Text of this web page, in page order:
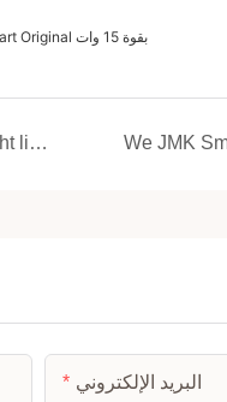
مصباح بجانب السرير مزود بمكبر صوت بلوتوث ثلاثي الألوان من JMK Smart Original بقوة 15 وات
Home 3 in 1 wireless charging fragrance night light aromatherapy lamp with charger
البريد الإلكتروني